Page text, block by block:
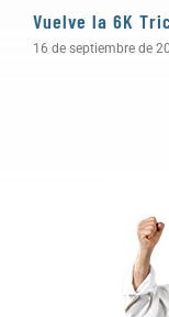
Vuelve la 6K
16 de septiembre de